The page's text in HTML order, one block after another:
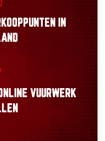
IN
VUURWERK